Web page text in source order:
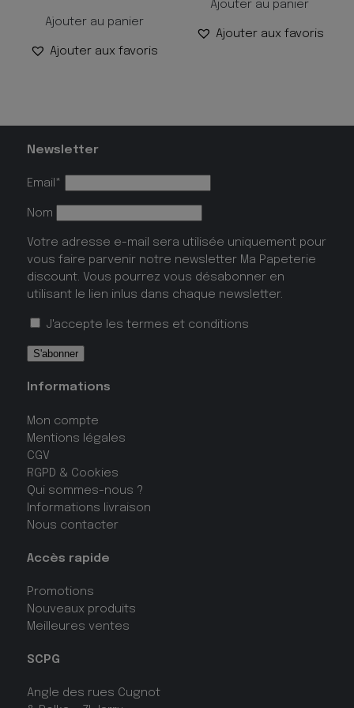
Ajouter au panier
Ajouter aux favoris
Ajouter au panier
Ajouter aux favoris
Newsletter
Email*
Nom
Votre adresse e-mail sera utilisée uniquement pour
vous faire parvenir notre newsletter Ma Papeterie
discount. Vous pourrez vous désabonner en
utilisant le lien inlus dans chaque newsletter.
J'accepte les termes et conditions
Informations
Mon compte
Mentions légales
CGV
RGPD & Cookies
Qui sommes-nous ?
Informations livraison
Nous contacter
Accès rapide
Promotions
Nouveaux produits
Meilleures ventes
SCPG
Angle des rues Cugnot